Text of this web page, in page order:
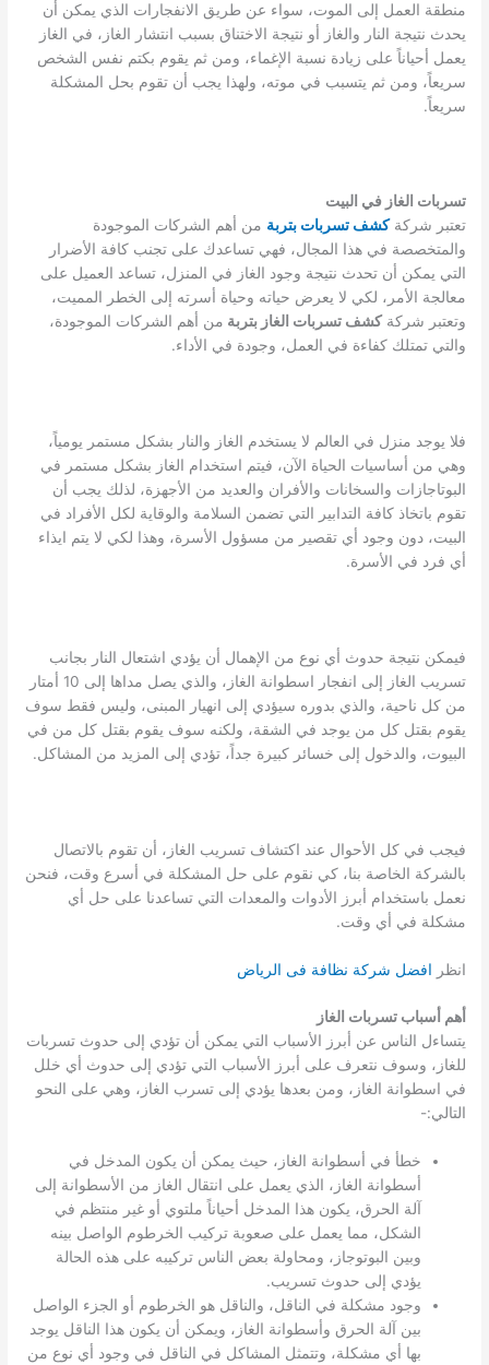
منطقة العمل إلى الموت، سواء عن طريق الانفجارات الذي يمكن أن
يحدث نتيجة النار والغاز أو نتيجة الاختناق بسبب انتشار الغاز، في الغاز
يعمل أحياناً على زيادة نسبة الإغماء، ومن ثم يقوم بكتم نفس الشخص
سريعاً، ومن ثم يتسبب في موته، ولهذا يجب أن تقوم بحل المشكلة
سريعاً.
تسربات الغاز في البيت
تعتبر شركةكشف تسربات بتربة من أهم الشركات الموجودة
والمتخصصة في هذا المجال، فهي تساعدك على تجنب كافة الأضرار
التي يمكن أن تحدث نتيجة وجود الغاز في المنزل، تساعد العميل على
معالجة الأمر، لكي لا يعرض حياته وحياة أسرته إلى الخطر المميت،
وتعتبر شركةكشف تسربات الغاز بتربة من أهم الشركات الموجودة،
والتي تمتلك كفاءة في العمل، وجودة في الأداء.
فلا يوجد منزل في العالم لا يستخدم الغاز والنار بشكل مستمر يومياً،
وهي من أساسيات الحياة الآن، فيتم استخدام الغاز بشكل مستمر في
البوتاجازات والسخانات والأفران والعديد من الأجهزة، لذلك يجب أن
تقوم باتخاذ كافة التدابير التي تضمن السلامة والوقاية لكل الأفراد في
البيت، دون وجود أي تقصير من مسؤول الأسرة، وهذا لكي لا يتم ايذاء
أي فرد في الأسرة.
فيمكن نتيجة حدوث أي نوع من الإهمال أن يؤدي اشتعال النار بجانب
تسريب الغاز إلى انفجار اسطوانة الغاز، والذي يصل مداها إلى 10 أمتار
من كل ناحية، والذي بدوره سيؤدي إلى انهيار المبنى، وليس فقط سوف
يقوم بقتل كل من يوجد في الشقة، ولكنه سوف يقوم بقتل كل من في
البيوت، والدخول إلى خسائر كبيرة جداً، تؤدي إلى المزيد من المشاكل.
فيجب في كل الأحوال عند اكتشاف تسريب الغاز، أن تقوم بالاتصال
بالشركة الخاصة بنا، كي نقوم على حل المشكلة في أسرع وقت، فنحن
نعمل باستخدام أبرز الأدوات والمعدات التي تساعدنا على حل أي
مشكلة في أي وقت.
انظر افضل شركة نظافة فى الرياض
أهم أسباب تسربات الغاز
يتساءل الناس عن أبرز الأسباب التي يمكن أن تؤدي إلى حدوث تسربات
للغاز، وسوف نتعرف على أبرز الأسباب التي تؤدي إلى حدوث أي خلل
في اسطوانة الغاز، ومن بعدها يؤدي إلى تسرب الغاز، وهي على النحو
التالي:-
خطأ في أسطوانة الغاز، حيث يمكن أن يكون المدخل في
أسطوانة الغاز، الذي يعمل على انتقال الغاز من الأسطوانة إلى
آلة الحرق، يكون هذا المدخل أحياناً ملتوي أو غير منتظم في
الشكل، مما يعمل على صعوبة تركيب الخرطوم الواصل بينه
وبين البوتوجاز، ومحاولة بعض الناس تركيبه على هذه الحالة
يؤدي إلى حدوث تسريب.
وجود مشكلة في الناقل، والناقل هو الخرطوم أو الجزء الواصل
بين آلة الحرق وأسطوانة الغاز، ويمكن أن يكون هذا الناقل يوجد
بها أي مشكلة، وتتمثل المشاكل في الناقل في وجود أي نوع من